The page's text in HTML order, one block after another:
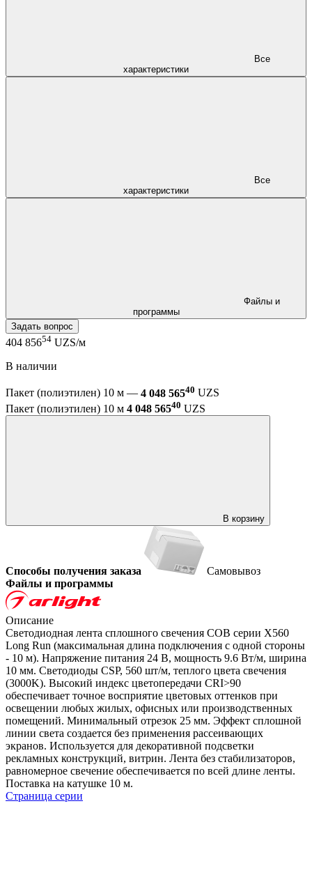
характеристики
характеристики
программы
Задать вопрос
404 85654 UZS/м
В наличии
Пакет (полиэтилен) 10 м — 4 048 56540 UZS
Пакет (полиэтилен) 10 м 4 048 56540 UZS
В корзину
Способы получения заказа
Самовывоз
Файлы и программы
Описание
Светодиодная лента сплошного свечения COB серии X560
Long Run (максимальная длина подключения с одной стороны
- 10 м). Напряжение питания 24 В, мощность 9.6 Вт/м, ширина
10 мм. Светодиоды CSP, 560 шт/м, теплого цвета свечения
(3000K). Высокий индекс цветопередачи CRI>90
обеспечивает точное восприятие цветовых оттенков при
освещении любых жилых, офисных или производственных
помещений. Минимальный отрезок 25 мм. Эффект сплошной
линии света создается без применения рассеивающих
экранов. Используется для декоративной подсветки
рекламных конструкций, витрин. Лента без стабилизаторов,
равномерное свечение обеспечивается по всей длине ленты.
Поставка на катушке 10 м.
Страница серии